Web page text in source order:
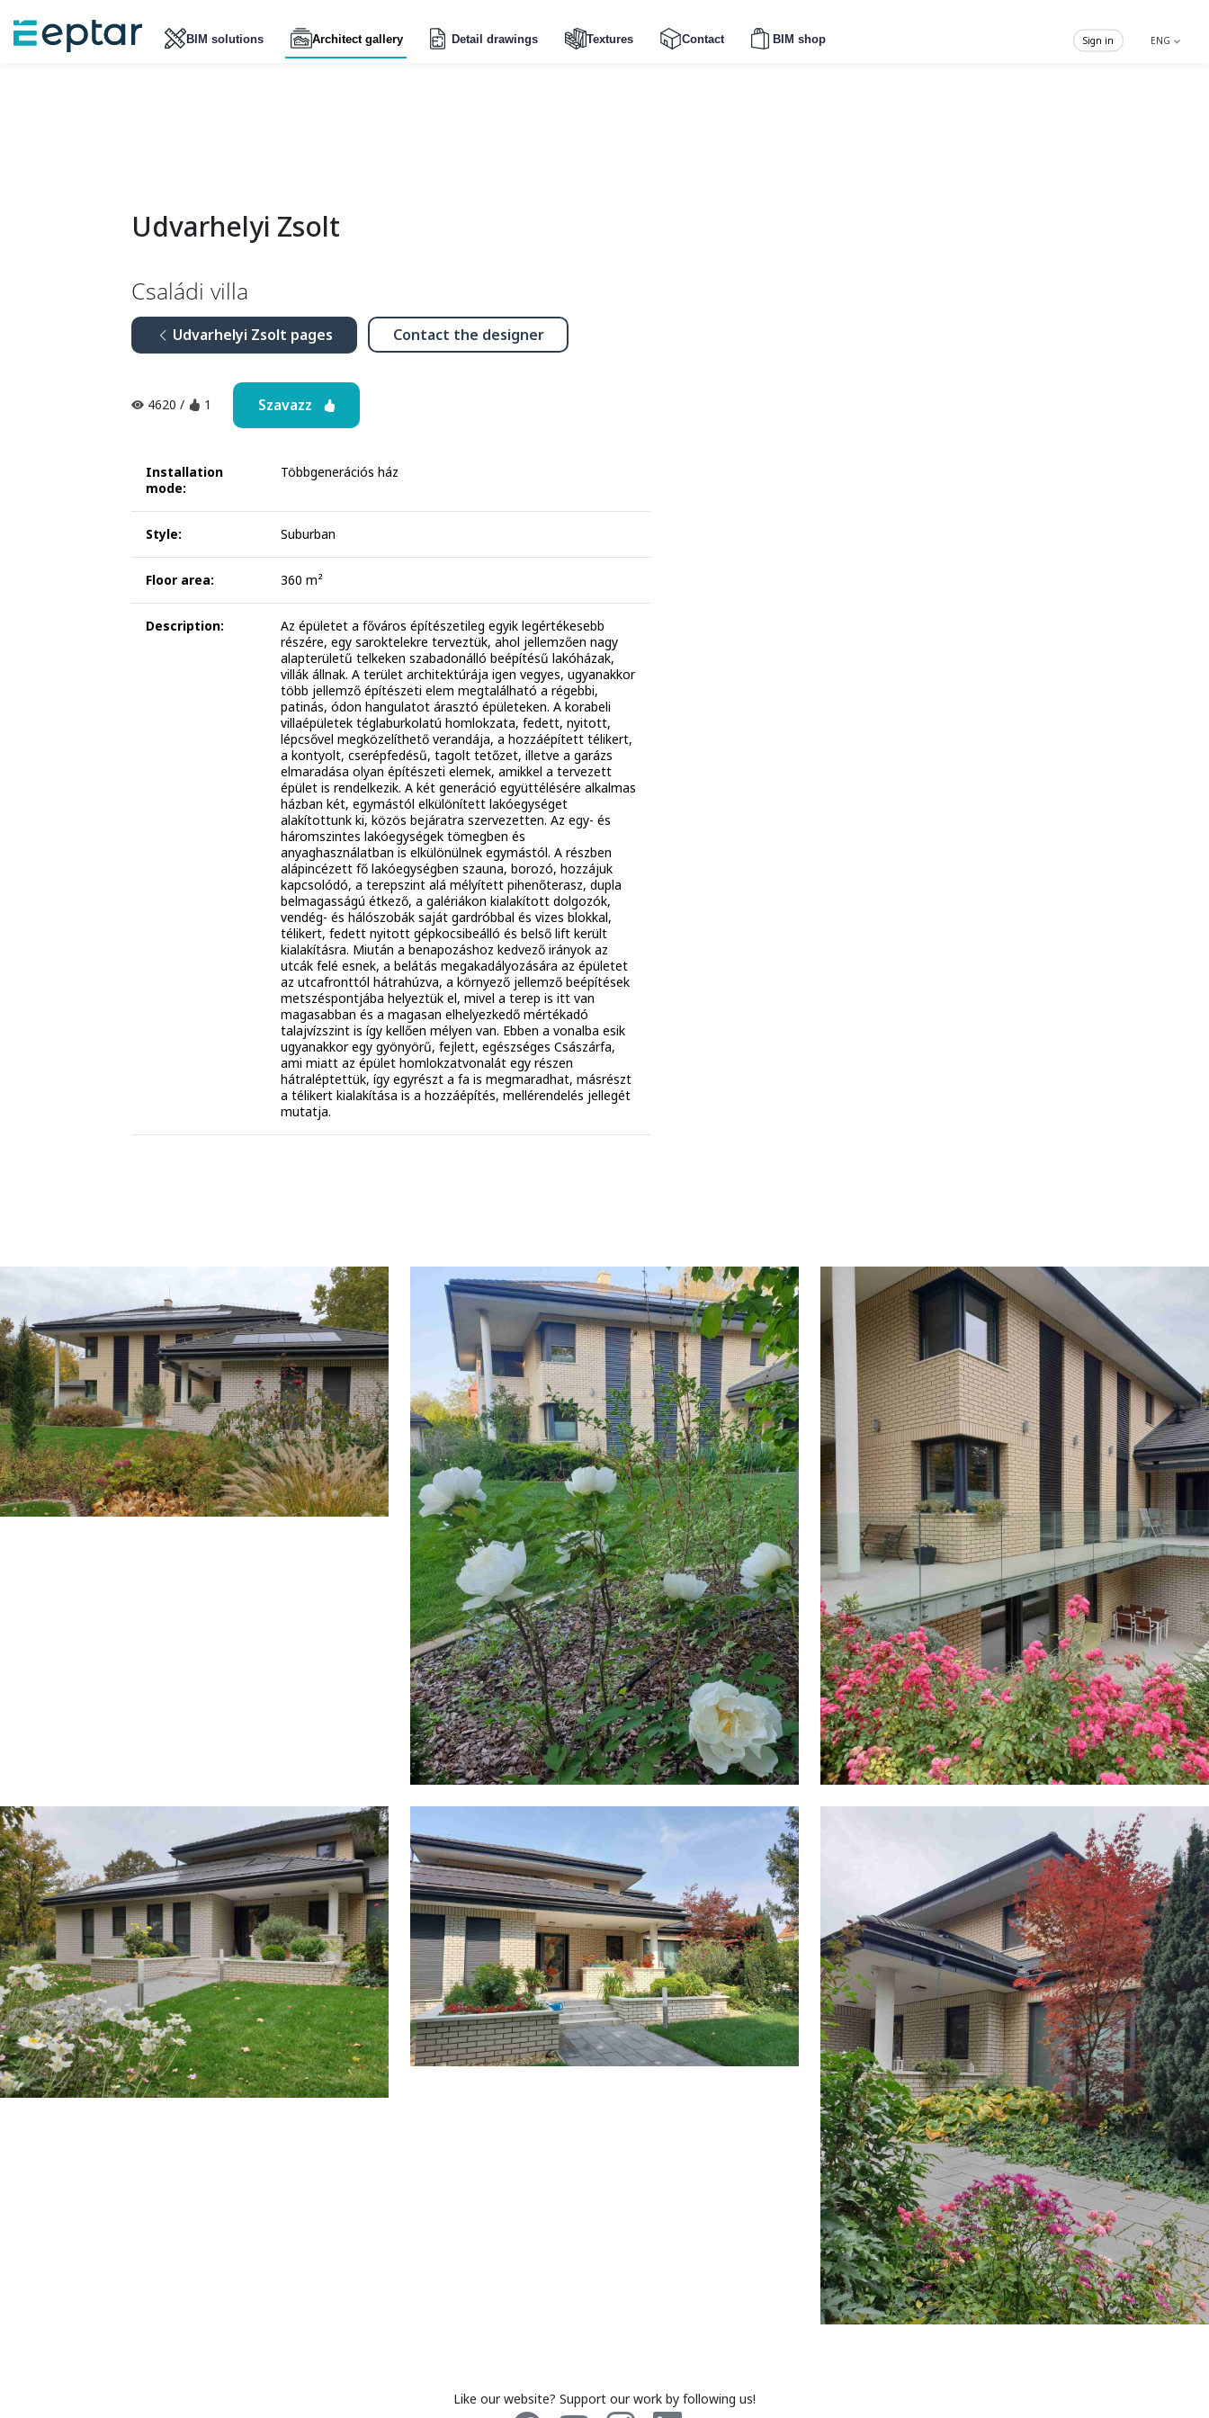
BIM solutions Architect gallery Detail drawings Textures Contact BIM shop ENG
Sign in
Udvarhelyi Zsolt
Családi villa
Udvarhelyi Zsolt pages Contact the designer
4620 / 1 Szavazz
Installation
mode:
Többgenerációs ház
Style: Suburban
Floor area: 360 m²
Description:
Az épületet a főváros építészetileg egyik legértékesebb
részére, egy saroktelekre terveztük, ahol jellemzően nagy
alapterületű telkeken szabadonálló beépítésű lakóházak,
villák állnak. A terület architektúrája igen vegyes, ugyanakkor
több jellemző építészeti elem megtalálható a régebbi,
patinás, ódon hangulatot árasztó épületeken. A korabeli
villaépületek téglaburkolatú homlokzata, fedett, nyitott,
lépcsővel megközelíthető verandája, a hozzáépített télikert,
a kontyolt, cserépfedésű, tagolt tetőzet, illetve a garázs
elmaradása olyan építészeti elemek, amikkel a tervezett
épület is rendelkezik. A két generáció együttélésére alkalmas
házban két, egymástól elkülönített lakóegységet
alakítottunk ki, közös bejáratra szervezetten. Az egy- és
háromszintes lakóegységek tömegben és
anyaghasználatban is elkülönülnek egymástól. A részben
alápincézett fő lakóegységben szauna, borozó, hozzájuk
kapcsolódó, a terepszint alá mélyített pihenőterasz, dupla
belmagasságú étkező, a galériákon kialakított dolgozók,
vendég- és hálószobák saját gardróbbal és vizes blokkal,
télikert, fedett nyitott gépkocsibeálló és belső lift került
kialakításra. Miután a benapozáshoz kedvező irányok az
utcák felé esnek, a belátás megakadályozására az épületet
az utcafronttól hátrahúzva, a környező jellemző beépítések
metszéspontjába helyeztük el, mivel a terep is itt van
magasabban és a magasan elhelyezkedő mértékadó
talajvízszint is így kellően mélyen van. Ebben a vonalba esik
ugyanakkor egy gyönyörű, fejlett, egészséges Császárfa,
ami miatt az épület homlokzatvonalát egy részen
hátraléptettük, így egyrészt a fa is megmaradhat, másrészt
a télikert kialakítása is a hozzáépítés, mellérendelés jellegét
mutatja.
Like our website? Support our work by following us!